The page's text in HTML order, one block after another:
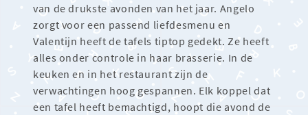
van de drukste avonden van het jaar. Angelo
zorgt voor een passend liefdesmenu en
Valentijn heeft de tafels tiptop gedekt. Ze heeft
alles onder controle in haar brasserie. In de
keuken en in het restaurant zijn de
verwachtingen hoog gespannen. Elk koppel dat
een tafel heeft bemachtigd, hoopt die avond de